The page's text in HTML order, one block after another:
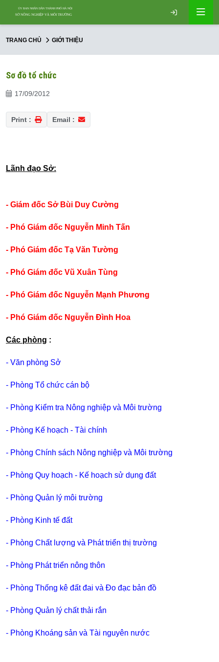
TRANG CHỦ GIỚI THIỆU
Sơ đồ tổ chức
17/09/2012
Print : Email :
Lãnh đạo Sở:
- Giám đốc Sở Bùi Duy Cường
- Phó Giám đốc Nguyễn Minh Tấn
- Phó Giám đốc Tạ Văn Tường
- Phó Giám đốc Vũ Xuân Tùng
- Phó Giám đốc Nguyễn Mạnh Phương
- Phó Giám đốc Nguyễn Đình Hoa
Các phòng :
- Văn phòng Sở
- Phòng Tổ chức cán bộ
- Phòng Kiểm tra Nông nghiệp và Môi trường
- Phòng Kế hoạch - Tài chính
- Phòng Chính sách Nông nghiệp và Môi trường
- Phòng Quy hoạch - Kế hoạch sử dụng đất
- Phòng Quản lý môi trường
- Phòng Kinh tế đất
- Phòng Chất lượng và Phát triển thị trường
- Phòng Phát triển nông thôn
- Phòng Thống kê đất đai và Đo đạc bản đồ
- Phòng Quản lý chất thải rắn
- Phòng Khoáng sản và Tài nguyên nước